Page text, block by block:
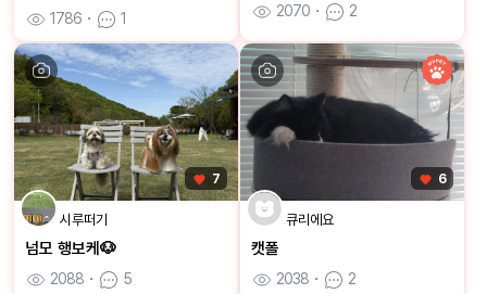
1786 ㆍ 1 2070 ㆍ 2
7
시루떠기
넘모 행보케🐶
2088 ㆍ 5
6
큐리에요
캣폴
2038 ㆍ 2